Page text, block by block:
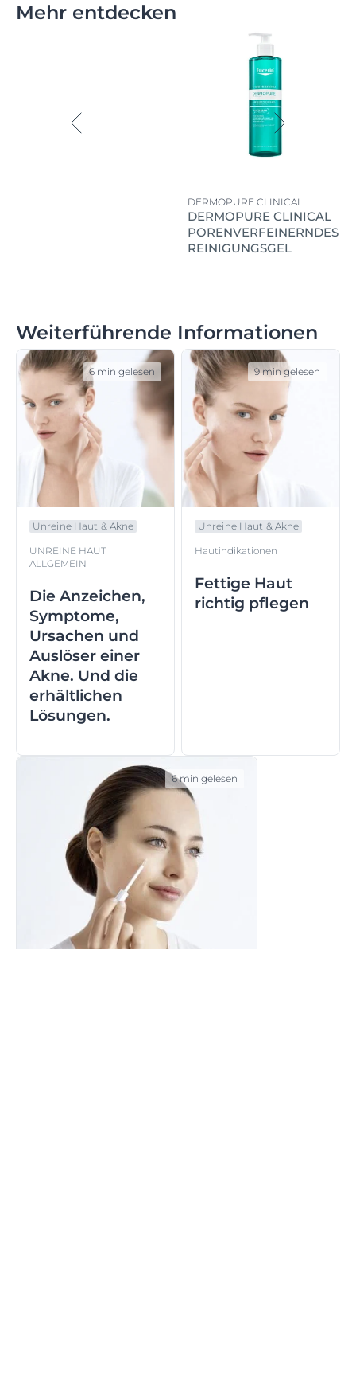
Mehr entdecken
DERMOPURE CLINICAL
DERMOPURE CLINICAL
PORENVERFEINERNDES
REINIGUNGSGEL
Weiterführende Informationen
Unreine Haut & Akne
UNREINE HAUT
ALLGEMEIN
Die Anzeichen,
Symptome,
Ursachen und
Auslöser einer
Akne. Und die
erhältlichen
Lösungen.
6 min gelesen
Unreine Haut & Akne
Hautindikationen
Fettige Haut
richtig pflegen
9 min gelesen
6 min gelesen